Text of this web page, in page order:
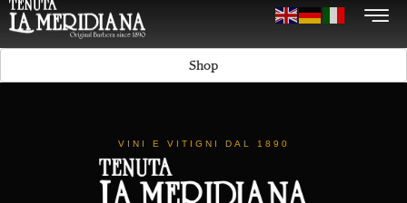
Shop
VINI E VITIGNI DAL 1890